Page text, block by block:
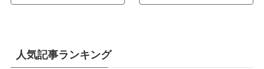
人気記事ランキング